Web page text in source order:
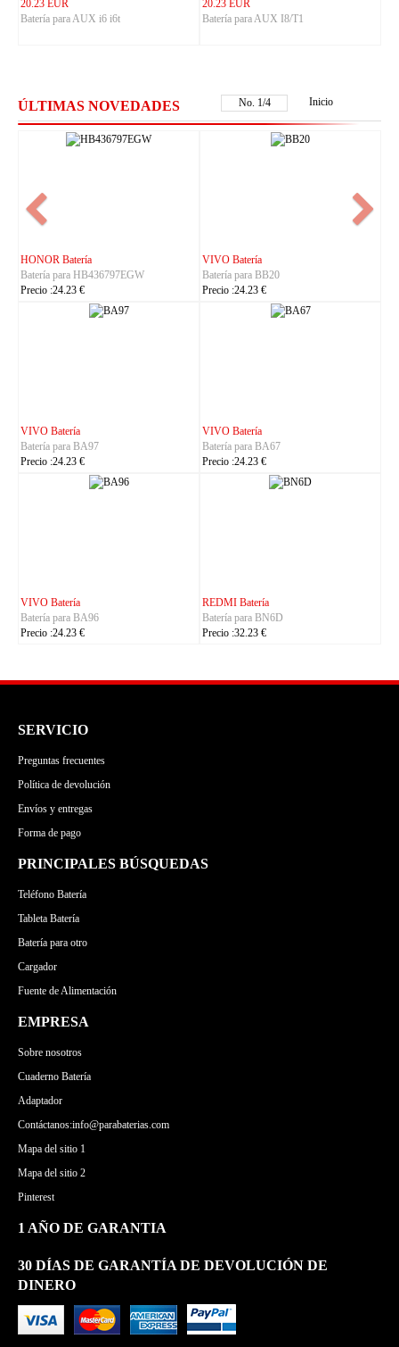
20.23 EUR
Batería para AUX i6 i6t
20.23 EUR
Batería para AUX I8/T1
ÚLTIMAS NOVEDADES No. 1/4 Inicio
NOKIA Batería
Batería para BL-25AA
Batería para C21P2401
Batería para Titan-P13000
Batería para LT60
Batería para C35
Batería para S7105
SERVICIO
Preguntas frecuentes
Política de devolución
Envíos y entregas
Forma de pago
PRINCIPALES BÚSQUEDAS
Teléfono Batería
Tableta Batería
Batería para otro
Cargador
Fuente de Alimentación
EMPRESA
Sobre nosotros
Cuaderno Batería
Adaptador
Contáctanos:info@parabaterias.com
Mapa del sitio 1
Mapa del sitio 2
Pinterest
1 AÑO DE GARANTIA
30 DÍAS DE GARANTÍA DE DEVOLUCIÓN DE
DINERO